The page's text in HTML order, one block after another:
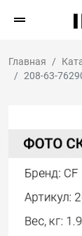
Главная
208-63-